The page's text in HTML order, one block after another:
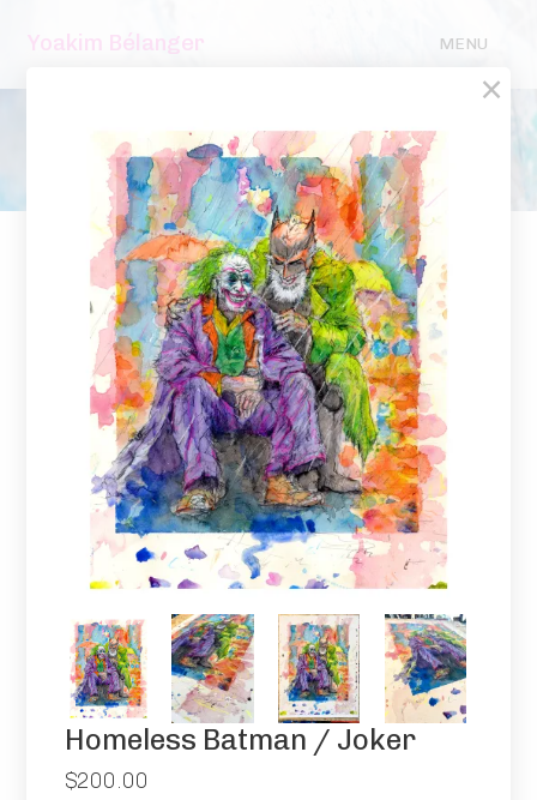
Yoakim Bélanger MENU
×
Homeless Batman / Joker
$200.00
/ Shop
/ Cart
Prints Homeless Superheroes
Avec cette nouvelle série de peinture à
l'aquarelle réaliser à l'automne 2024, j'ai
voulu mettre en image un enjeu social majeur
qui me touche et m'interpelle.
+ Édition limitée de 30 exemplaires chacune
+ Impression jet d’encre haute définition sur
papier Palo Duro Etching 315 gr
+ Dimension de l’image: 20″x 16″ // 50.8 cm x
40.6 cm
+ Chaque exemplaire est titré, numéroté et
signé par l’artiste.